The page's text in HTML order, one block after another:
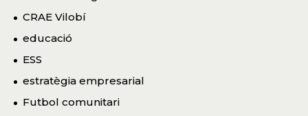
CRAE Vilobí
educació
ESS
estratègia empresarial
Futbol comunitari